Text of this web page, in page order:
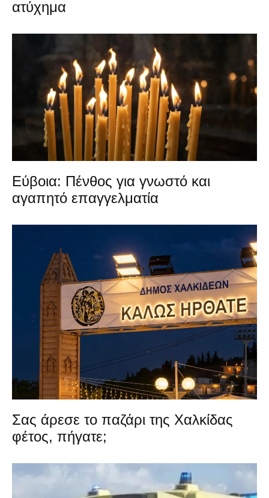
ατύχημα
Εύβοια: Πένθος για γνωστό και
αγαπητό επαγγελματία
Σας άρεσε το παζάρι της Χαλκίδας
φέτος, πήγατε;